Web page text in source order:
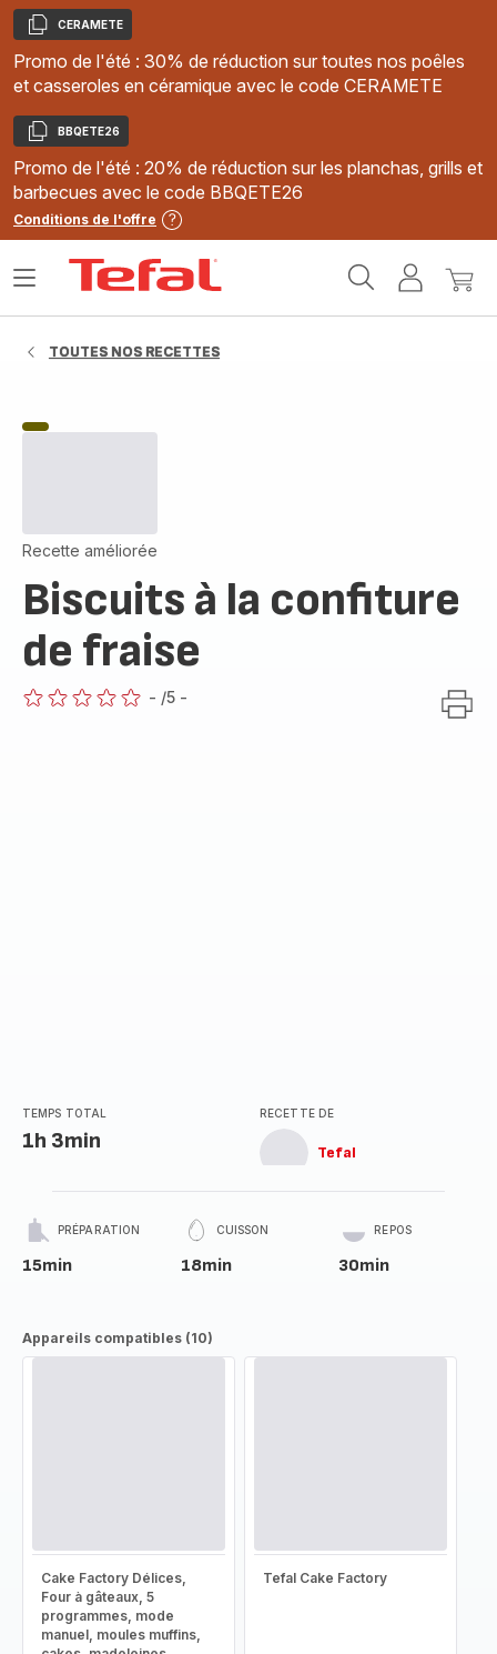
Copier
CERAMETE
Promo de l'été : 30% de réduction sur toutes nos poêles
et casseroles en céramique avec le code CERAMETE
Copier
BBQETE26
Promo de l'été : 20% de réduction sur les planchas, grills et
barbecues avec le code BBQETE26
Conditions de l'offre
MonMon
Ouvrir
TOUTES NOS RECETTES
Recette améliorée
Biscuits à la confiture
de fraise
- /5 -
TEMPS TOTAL
1h 3min
RECETTE DE
Tefal
PRÉPARATION
15min
CUISSON
18min
REPOS
30min
Appareils compatibles (10)
Cake Factory Délices,
Four à gâteaux, 5
programmes, mode
manuel, moules muffins,
Tefal Cake Factory